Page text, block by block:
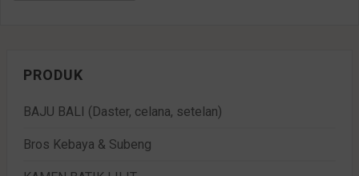
PRODUK
BAJU BALI (Daster, celana, setelan)
Bros Kebaya & Subeng